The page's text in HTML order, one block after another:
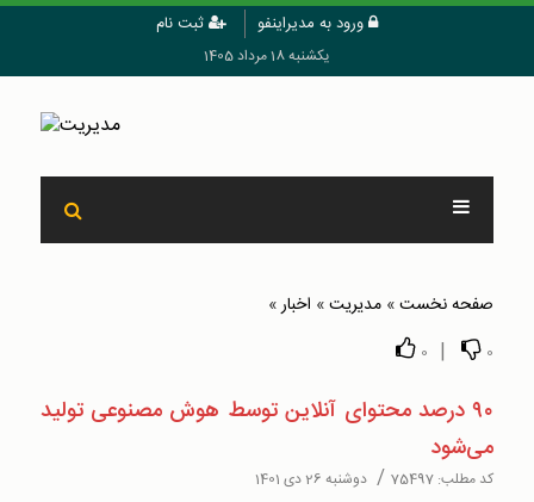
ورود به مدیراینفو ثبت نام
یکشنبه 18 مرداد 1405
صفحه نخست» مدیریت» اخبار»
0
|
0
۹۰ درصد محتوای آنلاین توسط هوش مصنوعی تولید
می‌شود
کد مطلب: 75497
/ دوشنبه 26 دی 1401